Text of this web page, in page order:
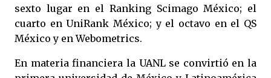
sexto lugar en el Ranking Scimago México; el
cuarto en UniRank México; y el octavo en el QS
México y en Webometrics.
En materia financiera la UANL se convirtió en la